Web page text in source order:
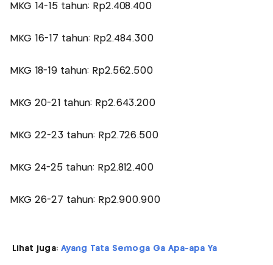
MKG 14-15 tahun: Rp2.408.400
MKG 16-17 tahun: Rp2.484.300
MKG 18-19 tahun: Rp2.562.500
MKG 20-21 tahun: Rp2.643.200
MKG 22-23 tahun: Rp2.726.500
MKG 24-25 tahun: Rp2.812.400
MKG 26-27 tahun: Rp2.900.900
Lihat juga: Ayang Tata Semoga Ga Apa-apa Ya